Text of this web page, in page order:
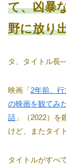
て、凶暴
野に放り
タ、タイトル
映画「2年前、
の映画を観てみ
話 」（2022）
けど、またタイ
タイトルがすべ